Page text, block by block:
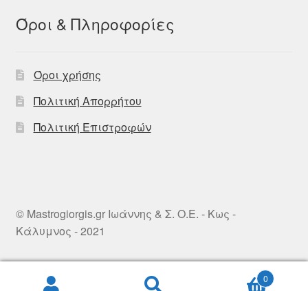
Όροι & Πληροφορίες
Όροι χρήσης
Πολιτική Απορρήτου
Πολιτική Επιστροφών
© Mastrogiorgis.gr Ιωάννης & Σ. Ο.Ε. - Κως -
Κάλυμνος - 2021
0